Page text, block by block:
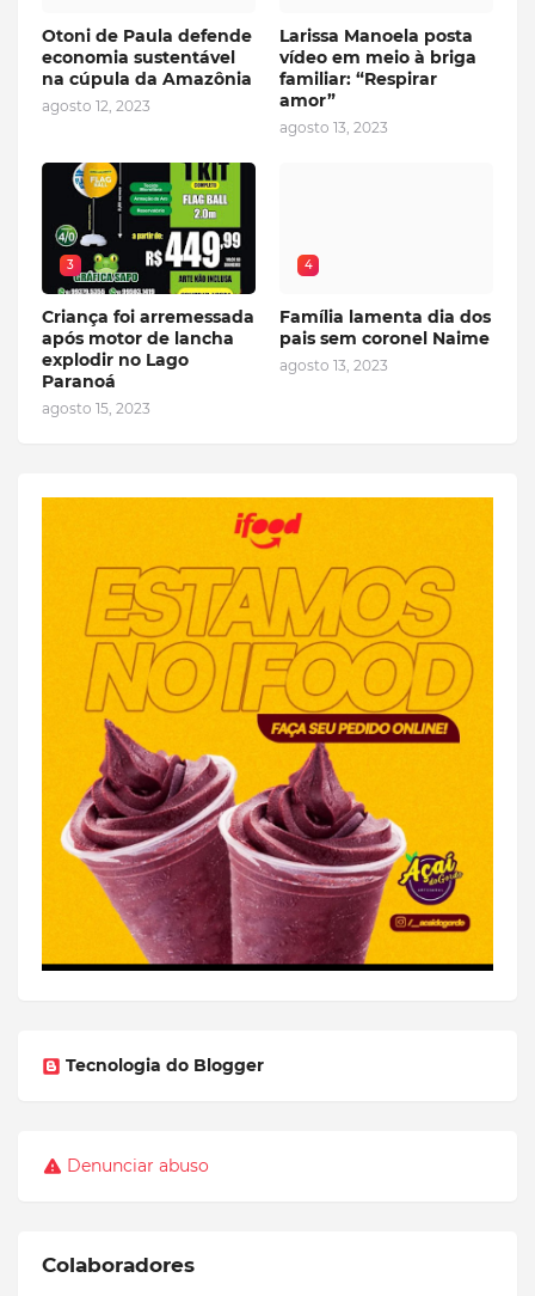
Otoni de Paula defende
economia sustentável
na cúpula da Amazônia
agosto 12, 2023
Larissa Manoela posta
vídeo em meio à briga
familiar: “Respirar
amor”
agosto 13, 2023
3
Criança foi arremessada
após motor de lancha
explodir no Lago
Paranoá
agosto 15, 2023
4
Família lamenta dia dos
pais sem coronel Naime
agosto 13, 2023
Tecnologia do Blogger
Denunciar abuso
Colaboradores